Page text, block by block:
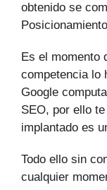
obtenido se
Es el momento
competencia lo
Google
SEO, por ello
implantado es
Todo ello sin
cualquier